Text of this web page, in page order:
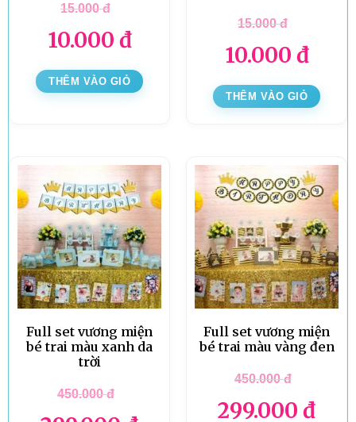
15.000đ
10.000 đ
THÊM VÀO GIỎ
15.000đ
10.000 đ
THÊM VÀO GIỎ
Full set vương miện
bé trai màu xanh da
trời
450.000đ
Full set vương miện
bé trai màu vàng đen
450.000đ
299.000 đ